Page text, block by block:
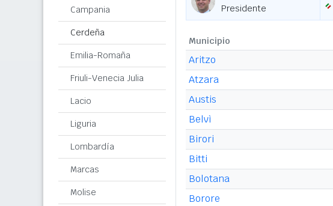
Campania
Cerdeña
Emilia-Romaña
Friuli-Venecia Julia
Lacio
Liguria
Lombardía
Marcas
Molise
Presidente
Municipio
Aritzo
Atzara
Austis
Belvì
Birori
Bitti
Bolotana
Borore